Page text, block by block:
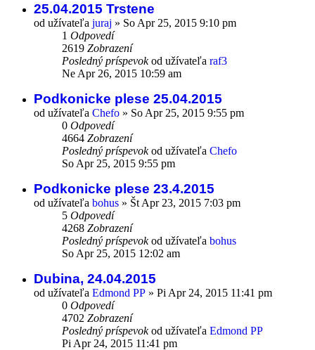
25.04.2015 Trstene
od užívateľa juraj » So Apr 25, 2015 9:10 pm
1 Odpovedí
2619 Zobrazení
Posledný príspevokod užívateľa raf3
Ne Apr 26, 2015 10:59 am
Podkonicke plese 25.04.2015
od užívateľa Chefo » So Apr 25, 2015 9:55 pm
0 Odpovedí
4664 Zobrazení
Posledný príspevokod užívateľa Chefo
So Apr 25, 2015 9:55 pm
Podkonicke plese 23.4.2015
od užívateľa bohus » Št Apr 23, 2015 7:03 pm
5 Odpovedí
4268 Zobrazení
Posledný príspevokod užívateľa bohus
So Apr 25, 2015 12:02 am
Dubina, 24.04.2015
od užívateľa Edmond PP » Pi Apr 24, 2015 11:41 pm
0 Odpovedí
4702 Zobrazení
Posledný príspevokod užívateľa Edmond PP
Pi Apr 24, 2015 11:41 pm